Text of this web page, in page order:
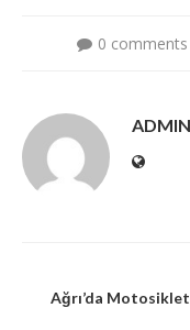
0 comments
ADMIN
Ağrı’da